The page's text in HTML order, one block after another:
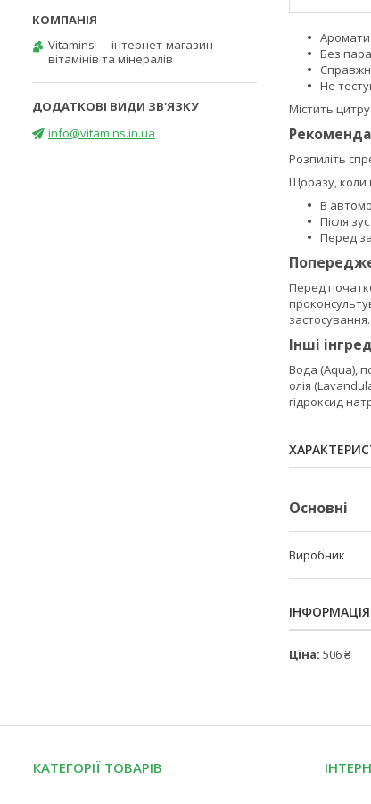
Без
Не
Містить
Розпиліть
Щоразу, коли
В
Після
Перед
Перед
Інші
Вода (Aqua),
олія
гідроксид
Основні
Виробник
Ціна: 506 ₴
Vitamins — інтернет-магазин
вітамінів та мінералів
info@vitamins.in.ua
КАТЕГОРІЇ ТОВАРІВ